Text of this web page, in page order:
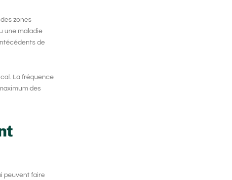
zones
une maladie
de
La fréquence
des
peuvent faire